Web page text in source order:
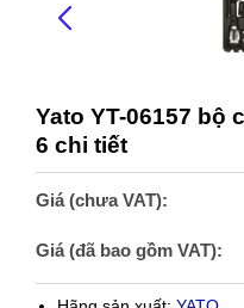
Yato YT-06157 bộ
6 chi tiết
Giá (chưa VAT):
Giá (đã bao gồm VAT):